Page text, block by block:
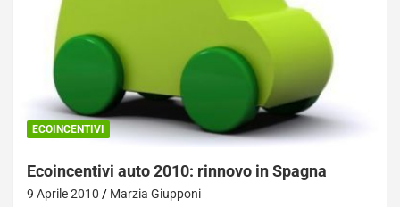
ECOINCENTIVI
Ecoincentivi auto 2010: rinnovo in Spagna
9 Aprile 2010 Marzia Giupponi